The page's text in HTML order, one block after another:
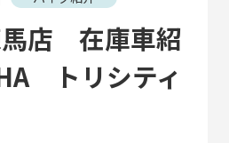
馬店 在庫車紹
トリシティ